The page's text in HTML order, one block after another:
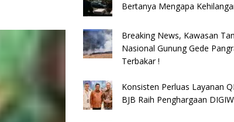
Bertanya Mengapa
Breaking News, Kawasan
Nasional Gunung Gede
Terbakar !
Konsisten Perluas Layanan
BJB Raih Penghargaan